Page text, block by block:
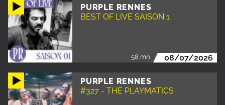
PURPLE RENNES
BEST OF LIVE SAISON 1
58 mn 08/07/2026
PURPLE RENNES
#327 - THE PLAYMATICS